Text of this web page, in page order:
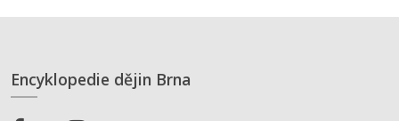
Encyklopedie dějin Brna